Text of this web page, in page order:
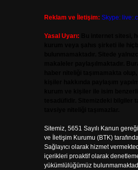
Reklam ve İletişim: Skype:
Yasal Uyarı:
Sitemiz, 5651 Sayılı Kanun
ve İletişim Kurumu (BTK)
Sağlayıcı olarak hizmet
içerikleri proaktif olarak
yükümlülüğümüz